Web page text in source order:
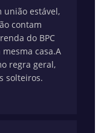
união estável,
contam
do BPC
casa.A
regra geral,
solteiros.